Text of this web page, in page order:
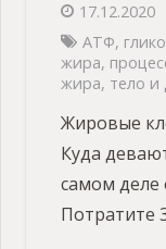
17.12.2020
АТФ,
жира,
жира, тело и
Жировые
Куда
самом деле
Потратите